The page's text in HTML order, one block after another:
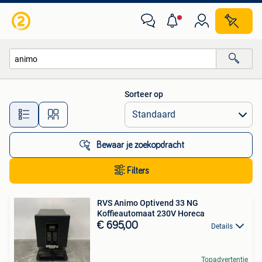
Alle afstanden…
Sorteer op
Bewaar je zoekopdracht
Filters
RVS Animo Optivend 33 NG
Koffieautomaat 230V Horeca
€ 695,00 Details
Topadvertentie